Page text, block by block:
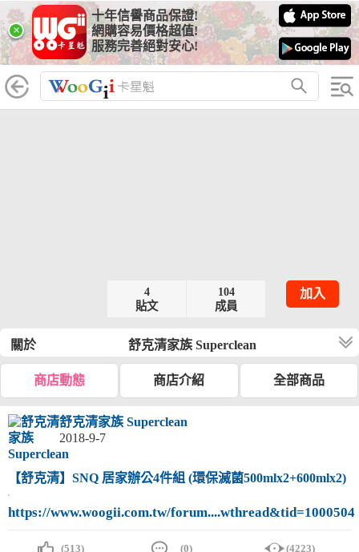
×
十年信譽商品保證!
網購容易價格超值!
服務完善絕對安心!
4
貼文
104
成員
加入
關於 舒克清家族 Superclean
商店動態 商店介紹 全部商品
舒克清家族 Superclean
2018-9-7
【舒克清】SNQ 居家辦公4件組 (環保滅菌500mlx2+600mlx2)
https://www.woogii.com.tw/forum....wthread&tid=1000504
(513) (0) (4223)